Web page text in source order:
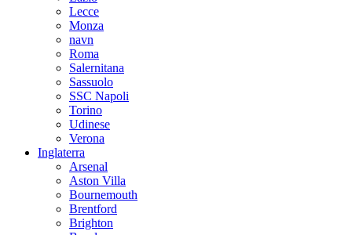
Lecce
Monza
navn
Roma
Salernitana
Sassuolo
SSC Napoli
Torino
Udinese
Verona
Inglaterra
Arsenal
Aston Villa
Bournemouth
Brentford
Brighton